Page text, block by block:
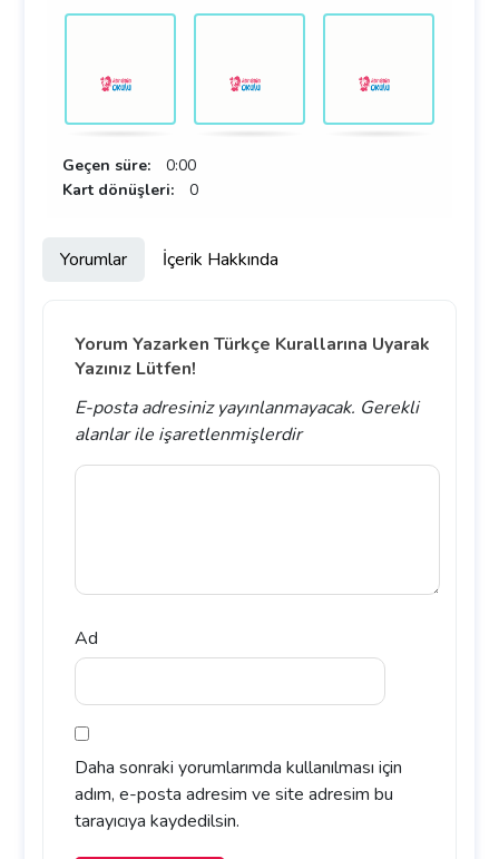
Geçen süre: 0:00
Kart dönüşleri: 0
Yorumlar İçerik Hakkında
Yorum Yazarken Türkçe Kurallarına Uyarak
Yazınız Lütfen!
E-posta adresiniz yayınlanmayacak. Gerekli
alanlarile işaretlenmişlerdir
Ad
Daha sonraki yorumlarımda kullanılması için
adım, e-posta adresim ve site adresim bu
tarayıcıya kaydedilsin.